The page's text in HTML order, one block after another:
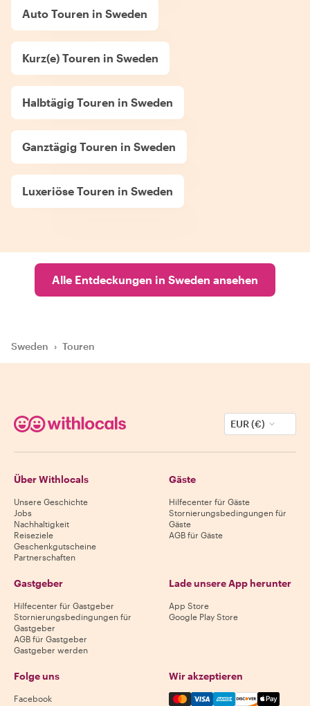
Auto Touren in Sweden
Kurz(e) Touren in Sweden
Halbtägig Touren in Sweden
Ganztägig Touren in Sweden
Luxeriöse Touren in Sweden
Alle Entdeckungen in Sweden ansehen
Sweden › Touren
EUR (€)
Über Withlocals
Unsere Geschichte
Jobs
Nachhaltigkeit
Reiseziele
Geschenkgutscheine
Partnerschaften
Gäste
Hilfecenter für Gäste
Stornierungsbedingungen für
Gäste
AGB für Gäste
Gastgeber
Hilfecenter für Gastgeber
Stornierungsbedingungen für
Gastgeber
AGB für Gastgeber
Gastgeber werden
Lade unsere App herunter
App Store
Google Play Store
Folge uns
Facebook
Wir akzeptieren
Mastercard, Visa, Amex,